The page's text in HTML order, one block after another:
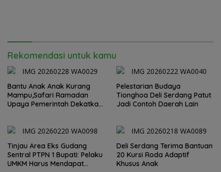
Rekomendasi untuk kamu
Bantu Anak Anak Kurang
Mampu,Safari Ramadan
Upaya Pemerintah Dekatkan
Pelestarian Budaya
Tionghoa Deli Serdang Patut
Jadi Contoh Daerah Lain
Tinjau Area Eks Gudang
Sentral PTPN 1 Bupati: Pelaku
UMKM Harus Mendapat
Deli Serdang Terima Bantuan
20 Kursi Roda Adaptif
Khusus Anak